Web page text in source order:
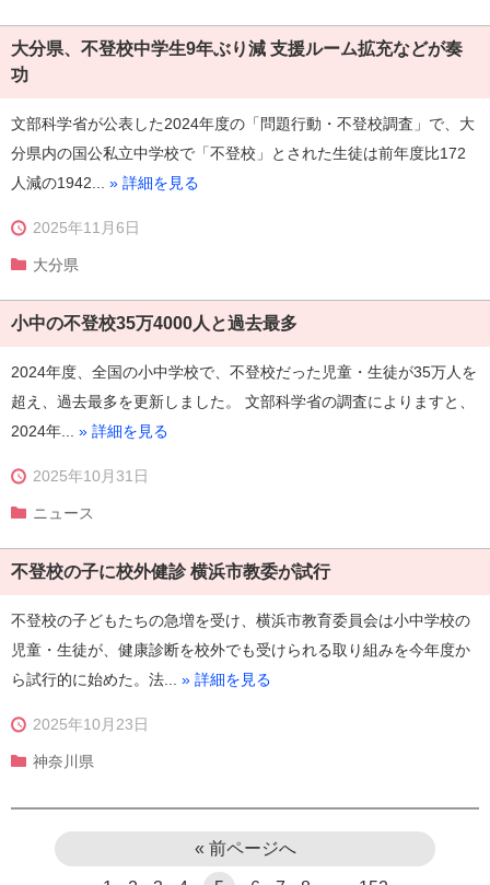
大分県、不登校中学生9年ぶり減 支援ルーム拡充などが奏
功
文部科学省が公表した2024年度の「問題行動・不登校調査」で、大
分県内の国公私立中学校で「不登校」とされた生徒は前年度比172
人減の1942... » 詳細を見る
2025年11月6日
大分県
小中の不登校35万4000人と過去最多
2024年度、全国の小中学校で、不登校だった児童・生徒が35万人を
超え、過去最多を更新しました。 文部科学省の調査によりますと、
2024年... » 詳細を見る
2025年10月31日
ニュース
不登校の子に校外健診 横浜市教委が試行
不登校の子どもたちの急増を受け、横浜市教育委員会は小中学校の
児童・生徒が、健康診断を校外でも受けられる取り組みを今年度か
ら試行的に始めた。法... » 詳細を見る
2025年10月23日
神奈川県
« 前ページへ